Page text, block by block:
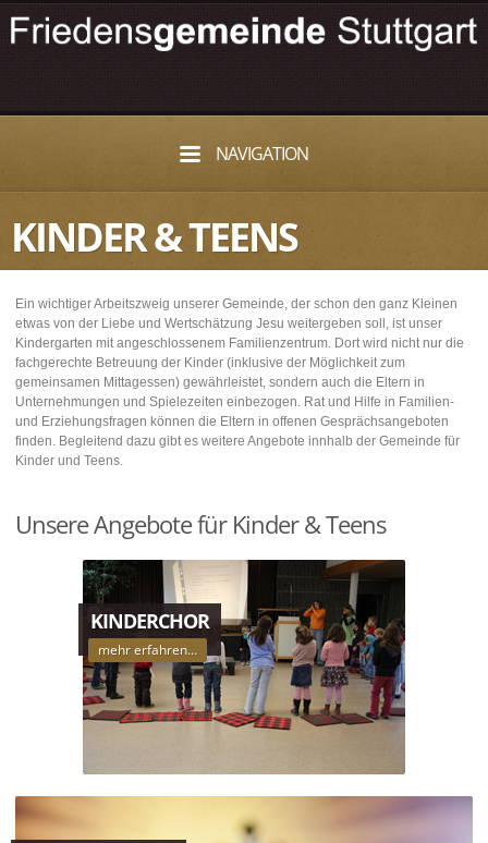
NAVIGATION
KINDER & TEENS
Ein wichtiger Arbeitszweig unserer Gemeinde, der schon den ganz Kleinen
etwas von der Liebe und Wertschätzung Jesu weitergeben soll, ist unser
Kindergarten mit angeschlossenem Familienzentrum. Dort wird nicht nur die
fachgerechte Betreuung der Kinder (inklusive der Möglichkeit zum
gemeinsamen Mittagessen) gewährleistet, sondern auch die Eltern in
Unternehmungen und Spielezeiten einbezogen. Rat und Hilfe in Familien-
und Erziehungsfragen können die Eltern in offenen Gesprächsangeboten
finden. Begleitend dazu gibt es weitere Angebote innhalb der Gemeinde für
Kinder und Teens.
Unsere Angebote für Kinder & Teens
KINDERCHOR
mehr erfahren…